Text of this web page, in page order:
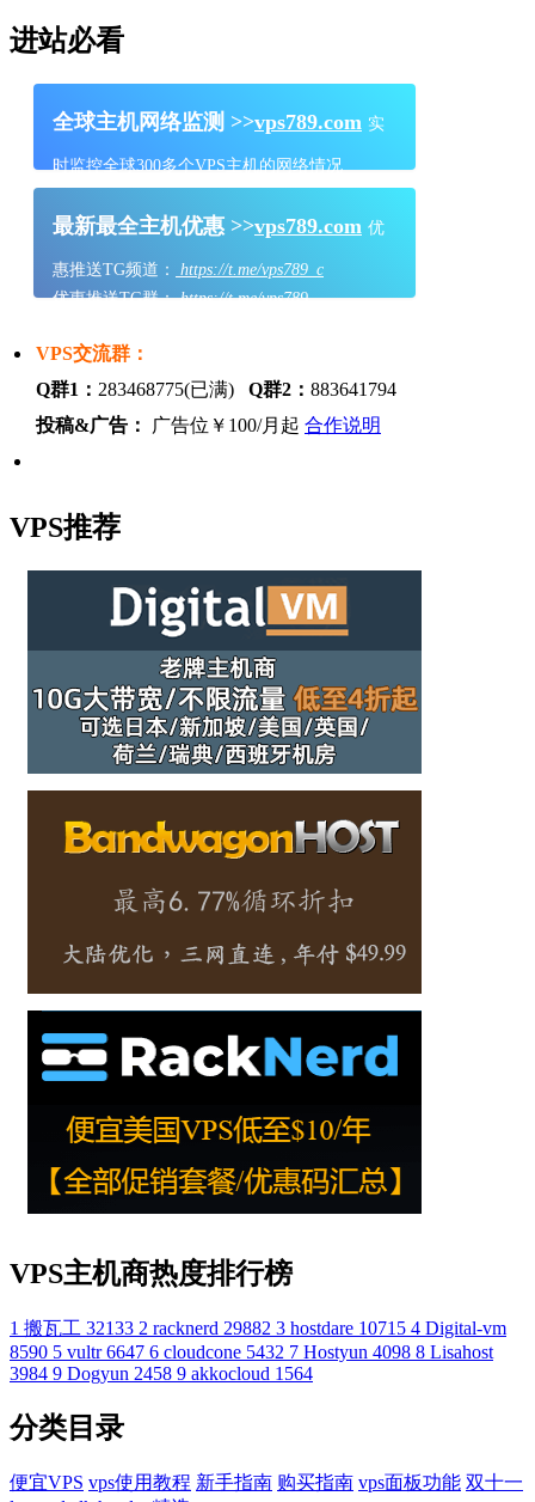
进站必看
全球主机网络监测 >>vps789.com 实
时监控全球300多个VPS主机的网络情况
最新最全主机优惠 >>vps789.com 优
惠推送TG频道：
https://t.me/vps789_c
优惠推送TG群：https://t.me/vps789
VPS交流群：
Q群1： 283468775(已满) Q群2： 883641794
投稿&广告：
广告位￥100/月起 合作说明
VPS推荐
VPS主机商热度排行榜
1 搬瓦工 32133 2 racknerd 29882 3 hostdare 10715 4 Digital-vm
8590 5 vultr 6647 6 cloudcone 5432 7 Hostyun 4098 8 Lisahost
3984 9 Dogyun 2458 9 akkocloud 1564
分类目录
便宜VPS vps使用教程 新手指南 购买指南 vps面板功能 双十一